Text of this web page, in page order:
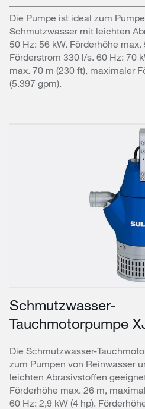
Die Pumpe ist ideal zum
Schmutzwasser mit leichten
50 Hz: 56 kW. Förderhöhe
Förderstrom 330 l/s. 60 Hz: 70
max. 70 m (230 ft), maximaler
(5.397 gpm).
Schmutzwasser-
Tauchmotorpumpe
Die Schmutzwasser-
zum Pumpen von Reinwasser
leichten Abrasivstoffen
Förderhöhe max. 26 m,
60 Hz: 2,9 kW (4 hp).